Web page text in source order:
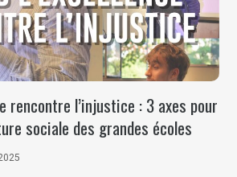
rencontre l’injustice : 3 axes pour
sociale des grandes écoles